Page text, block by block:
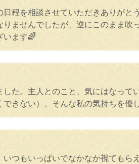
程を相談させていただきありが
ませんでしたが、逆にこのまま
います🌈
た。主人とのこと、気にはなっ
きない）、そんな私の気持ちを優
つもいっぱいでなかなか視ても